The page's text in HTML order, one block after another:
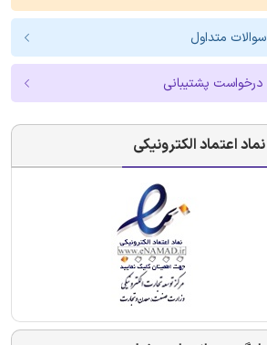
سوالات متداول
درخواست پشتیبانی
نماد اعتماد الکترونیکی